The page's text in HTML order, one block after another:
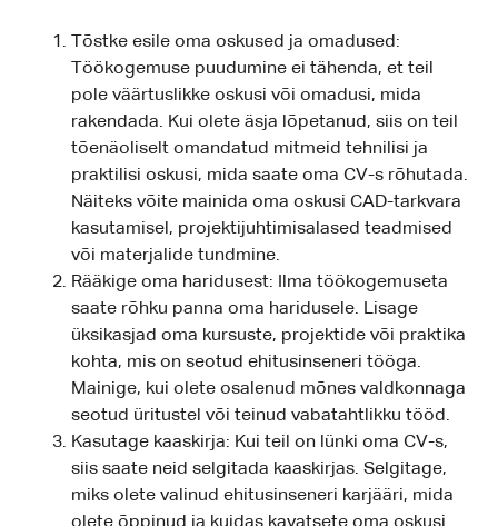
Tõstke esile oma oskused ja omadused:
Töökogemuse puudumine ei tähenda, et teil
pole väärtuslikke oskusi või omadusi, mida
rakendada. Kui olete äsja lõpetanud, siis on teil
tõenäoliselt omandatud mitmeid tehnilisi ja
praktilisi oskusi, mida saate oma CV-s rõhutada.
Näiteks võite mainida oma oskusi CAD-tarkvara
kasutamisel, projektijuhtimisalased teadmised
või materjalide tundmine.
Rääkige oma haridusest: Ilma töökogemuseta
saate rõhku panna oma haridusele. Lisage
üksikasjad oma kursuste, projektide või praktika
kohta, mis on seotud ehitusinseneri tööga.
Mainige, kui olete osalenud mõnes valdkonnaga
seotud üritustel või teinud vabatahtlikku tööd.
Kasutage kaaskirja: Kui teil on lünki oma CV-s,
siis saate neid selgitada kaaskirjas. Selgitage,
miks olete valinud ehitusinseneri karjääri, mida